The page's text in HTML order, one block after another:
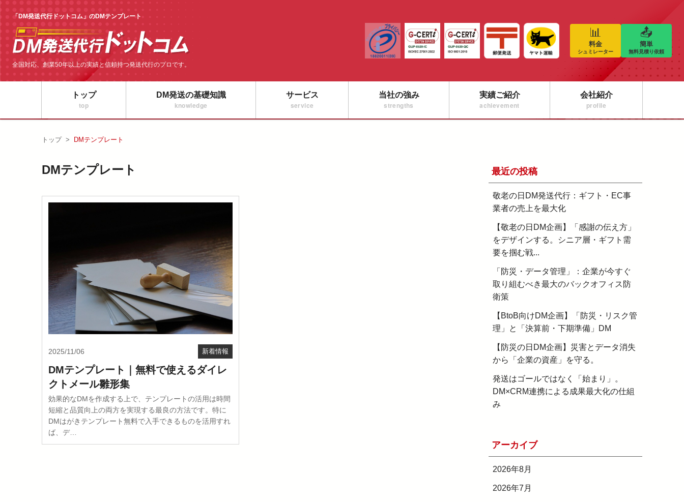
「DM発送代行ドットコム」のDMテンプレート
全国対応、創業50年以上の実績と信頼持つ発送代行のプロです。
📊
料金
シュミレーター
📤
簡単
無料見積り依頼
トップ
top
DM発送の基礎知識
knowledge
サービス
service
当社の強み
strengths
実績ご紹介
achievement
会社紹介
profile
トップ > DMテンプレート
DMテンプレート
2025/11/06 新着情報
DMテンプレート｜無料で使えるダイレ
クトメール雛形集
効果的なDMを作成する上で、テンプレートの活用は時間
短縮と品質向上の両方を実現する最良の方法です。特に
DMはがきテンプレート無料で入手できるものを活用すれ
ば、デ…
最近の投稿
敬老の日DM発送代行：ギフト・EC事
業者の売上を最大化
【敬老の日DM企画】「感謝の伝え方」
をデザインする。シニア層・ギフト需
要を掴む戦...
「防災・データ管理」：企業が今すぐ
取り組むべき最大のバックオフィス防
衛策
【BtoB向けDM企画】「防災・リスク管
理」と「決算前・下期準備」DM
【防災の日DM企画】災害とデータ消失
から「企業の資産」を守る。
発送はゴールではなく「始まり」。
DM×CRM連携による成果最大化の仕組
み
アーカイブ
2026年8月
2026年7月